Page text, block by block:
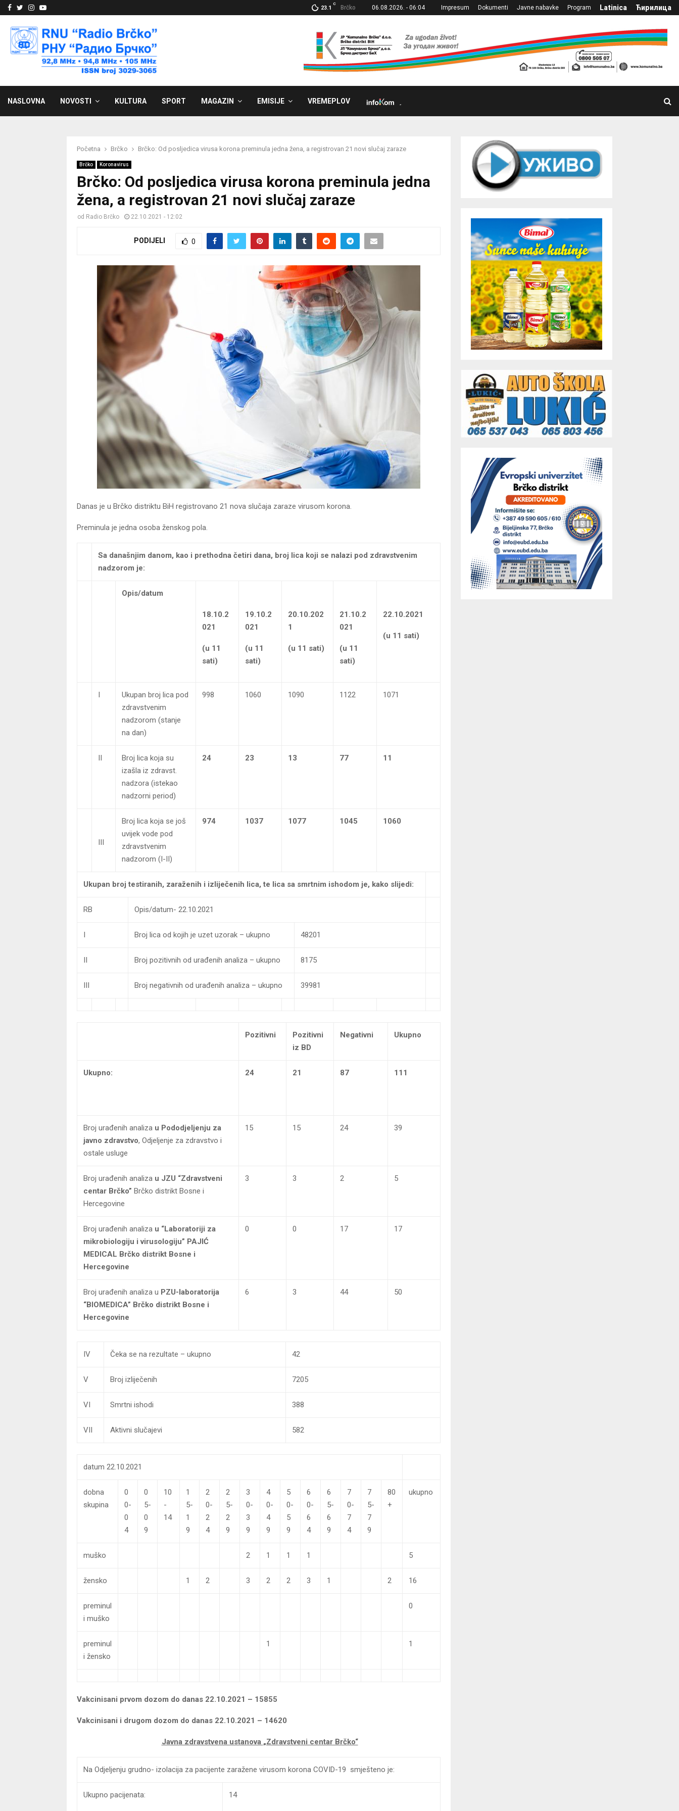
Facebook
Twitter
Instagram
Youtube 23.1
C
Brčko 06.08.2026. - 06:04 Impresum Dokumenti Javne nabavke Program Latinica Ћирилица
NASLOVNA NOVOSTI KULTURA SPORT MAGAZIN EMISIJE VREMEPLOV
Početna Brčko Brčko: Od posljedica virusa korona preminula jedna žena, a registrovan 21 novi slučaj zaraze
Brčko Koronavirus
Brčko: Od posljedica virusa korona preminula jedna
žena, a registrovan 21 novi slučaj zaraze
od Radio Brčko 22.10.2021 - 12:02
PODIJELI 0
Danas je u Brčko distriktu BiH registrovano 21 nova slučaja zaraze virusom korona.
Preminula je jedna osoba ženskog pola.
Sa današnjim danom, kao i prethodna četiri dana, broj lica koji se nalazi pod zdravstvenim
nadzorom je:
Opis/datum
18.10.2
021
(u 11
sati)
19.10.2
021
(u 11
sati)
20.10.202
1
(u 11 sati)
21.10.2
021
(u 11
sati)
22.10.2021
(u 11 sati)
I
Ukupan broj lica pod
zdravstvenim
nadzorom (stanje
na dan)
998 1060 1090 1122 1071
II
Broj lica koja su
izašla iz zdravst.
nadzora (istekao
nadzorni period)
24 23 13 77 11
III
Broj lica koja se još
uvijek vode pod
zdravstvenim
nadzorom (I-II)
974 1037 1077 1045 1060
Ukupan broj testiranih, zaraženih i izliječenih lica, te lica sa smrtnim ishodom je, kako slijedi:
RB Opis/datum- 22.10.2021
I Broj lica od kojih je uzet uzorak – ukupno 48201
II Broj pozitivnih od urađenih analiza – ukupno 8175
III Broj negativnih od urađenih analiza – ukupno 39981
Pozitivni
Pozitivni
iz BD
Negativni Ukupno
Ukupno: 24 21 87 111
Broj urađenih analiza u Pododjeljenju za
javno zdravstvo, Odjeljenje za zdravstvo i
ostale usluge
15 15 24 39
Broj urađenih analiza u JZU “Zdravstveni
centar Brčko” Brčko distrikt Bosne i
Hercegovine
3 3 2 5
Broj urađenih analiza u “Laboratoriji za
mikrobiologiju i virusologiju” PAJIĆ
MEDICAL Brčko distrikt Bosne i
Hercegovine
0 0 17 17
Broj urađenih analiza u PZU-laboratorija
“BIOMEDICA” Brčko distrikt Bosne i
Hercegovine
6 3 44 50
IV Čeka se na rezultate – ukupno 42
V Broj izliječenih 7205
VI Smrtni ishodi 388
VII Aktivni slučajevi 582
datum 22.10.2021
dobna
skupina
0
0-
0
4
0
5-
0
9
10
-
14
1
5-
1
9
2
0-
2
4
2
5-
2
9
3
0-
3
9
4
0-
4
9
5
0-
5
9
6
0-
6
4
6
5-
6
9
7
0-
7
4
7
5-
7
9
80
+
ukupno
muško 2 1 1 1 5
žensko 1 2 3 2 2 3 1 2 16
preminul
i muško
0
preminul
i žensko
1 1
Vakcinisani prvom dozom do danas 22.10.2021 – 15855
Vakcinisani i drugom dozom do danas 22.10.2021 – 14620
Javna zdravstvena ustanova „Zdravstveni centar Brčko“
Na Odjeljenju grudno- izolacija za pacijente zaražene virusom korona COVID-19 smješteno je:
Ukupno pacijenata: 14